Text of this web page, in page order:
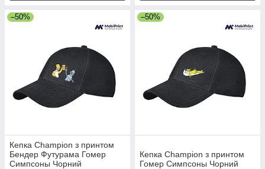
–50%
Кепка Champion з принтом
Бендер Футурама Гомер
Симпсоны Чорний
–50%
Кепка Champion з принтом
Гомер Симпсоны Чорний